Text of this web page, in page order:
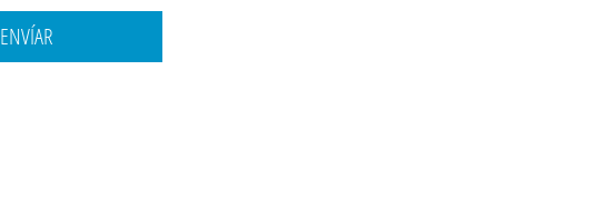
ENVÍAR